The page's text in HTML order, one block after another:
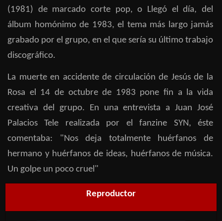
(1981) de marcado corte pop, o Llegó el día, del
álbum homónimo de 1983, el tema más largo jamás
grabado por el grupo, en el que sería su último trabajo
discográfico.
La muerte en accidente de circulación de Jesús de la
Rosa el 14 de octubre de 1983 pone fin a la vida
creativa del grupo. En una entrevista a Juan José
Palacios Tele realizada por el fanzine SYN, éste
comentaba: "Nos deja totalmente huérfanos de
hermano y huérfanos de ideas, huérfanos de música.
Un golpe un poco cruel"
Reproductor